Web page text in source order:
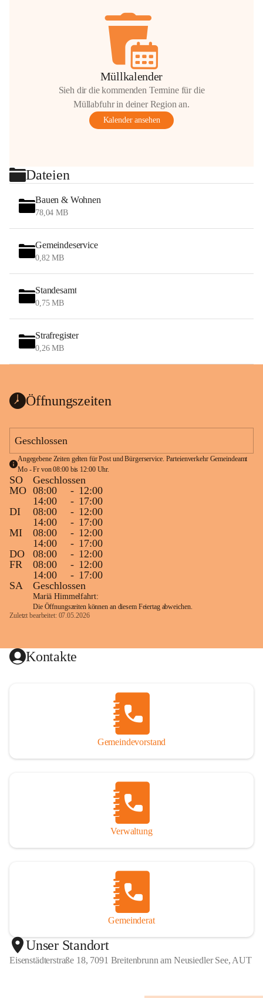
Müllkalender
Sieh dir die kommenden Termine für die
Müllabfuhr in deiner Region an.
Kalender ansehen
Dateien
Bauen & Wohnen
78,04 MB
Gemeindeservice
0,82 MB
Standesamt
0,75 MB
Strafregister
0,26 MB
Öffnungszeiten
Geschlossen
Angegebene Zeiten gelten für Post und Bürgerservice. Parteienverkehr Gemeindeamt
Mo - Fr von 08:00 bis 12:00 Uhr.
SO
Geschlossen
MO 08:00 - 12:00
14:00
- 17:00
DI
08:00 - 12:00
14:00
- 17:00
MI
08:00 - 12:00
14:00
- 17:00
DO
08:00 - 12:00
FR
08:00 - 12:00
14:00
- 17:00
SA
Geschlossen
Mariä Himmelfahrt:
Die Öffnungszeiten können an diesem Feiertag abweichen.
Zuletzt bearbeitet: 07.05.2026
Kontakte
Gemeindevorstand
Verwaltung
Gemeinderat
Unser Standort
Eisenstädterstraße 18, 7091 Breitenbrunn am Neusiedler See, AUT